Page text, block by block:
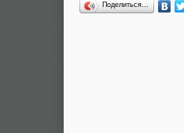
Поделиться…